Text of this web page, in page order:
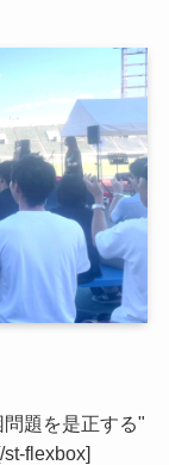
題を是正する"
flexbox]